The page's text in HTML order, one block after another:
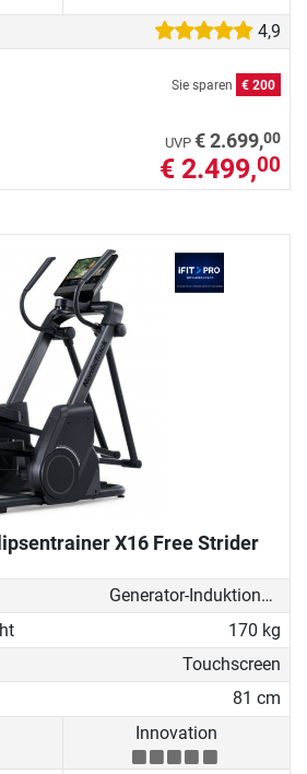
4,9
Sie sparen € 200
UVP € 2.699,00
€ 2.499,00
X16 Free Strider
Generator-Induktionsbremse
170 kg
Touchscreen
81 cm
Innovation